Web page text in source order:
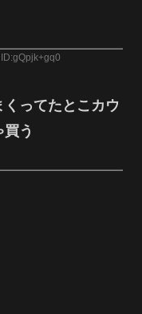
ってたとこカウ
う